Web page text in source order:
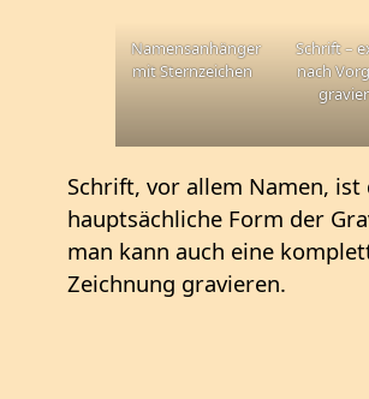
Namensanhänger
mit Sternzeichen
Schrift –
nach
Schrift, vor allem Namen, ist
hauptsächliche Form der
man kann auch eine
Zeichnung gravieren.